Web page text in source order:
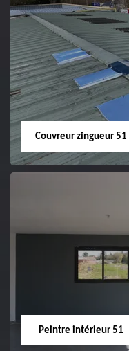
Charpentier 51
Couvreur zingueur 51
51
Peintre intérieur 51